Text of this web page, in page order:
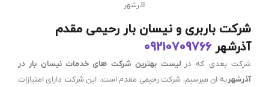
آذرشهر
شرکت باربری و نیسان بار رحیمی مقدم
آذرشهر09210709766
شرکت بعدی که در لیست بهترین شرکت های خدمات نیسان بار در
آذرشهر به ان میرسیم، شرکت رحیمی مقدم است. این شرکت دارای امتیازات